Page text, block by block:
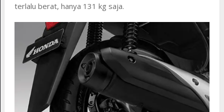
terlalu berat, hanya 131 kg saja.